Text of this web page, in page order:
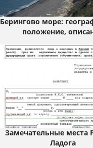
Берингово море:
положение,
Замечательные места
Ладога